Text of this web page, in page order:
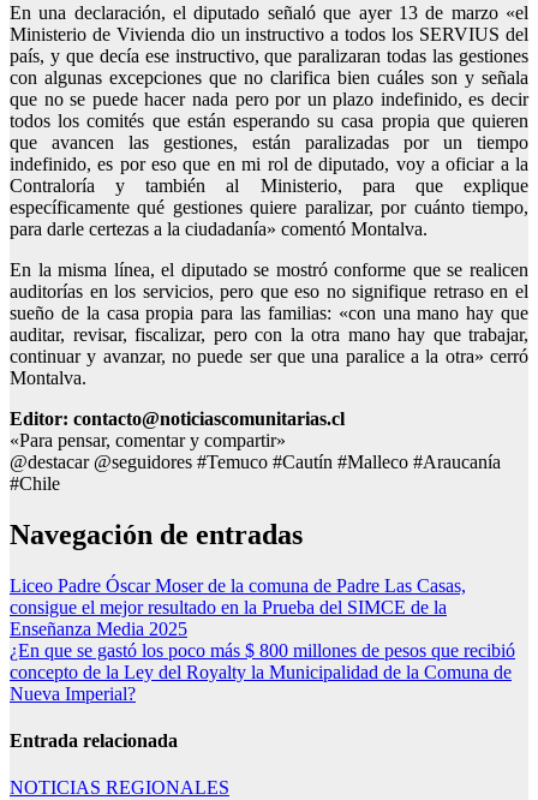
En una declaración, el diputado señaló que ayer 13 de marzo «el
Ministerio de Vivienda dio un instructivo a todos los SERVIUS del
país, y que decía ese instructivo, que paralizaran todas las gestiones
con algunas excepciones que no clarifica bien cuáles son y señala
que no se puede hacer nada pero por un plazo indefinido, es decir
todos los comités que están esperando su casa propia que quieren
que avancen las gestiones, están paralizadas por un tiempo
indefinido, es por eso que en mi rol de diputado, voy a oficiar a la
Contraloría y también al Ministerio, para que explique
específicamente qué gestiones quiere paralizar, por cuánto tiempo,
para darle certezas a la ciudadanía» comentó Montalva.
En la misma línea, el diputado se mostró conforme que se realicen
auditorías en los servicios, pero que eso no signifique retraso en el
sueño de la casa propia para las familias: «con una mano hay que
auditar, revisar, fiscalizar, pero con la otra mano hay que trabajar,
continuar y avanzar, no puede ser que una paralice a la otra» cerró
Montalva.
Editor: contacto@noticiascomunitarias.cl
«Para pensar, comentar y compartir»
@destacar @seguidores #Temuco #Cautín #Malleco #Araucanía
#Chile
Navegación de entradas
Liceo Padre Óscar Moser de la comuna de Padre Las Casas,
consigue el mejor resultado en la Prueba del SIMCE de la
Enseñanza Media 2025
¿En que se gastó los poco más $ 800 millones de pesos que recibió
concepto de la Ley del Royalty la Municipalidad de la Comuna de
Nueva Imperial?
Entrada relacionada
NOTICIAS REGIONALES